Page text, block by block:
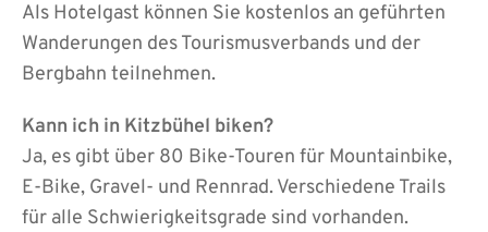
Als Hotelgast können Sie kostenlos an geführten
Wanderungen des Tourismusverbands und der
Bergbahn teilnehmen.
Kann ich in Kitzbühel biken?
Ja, es gibt über 80 Bike-Touren für Mountainbike,
E-Bike, Gravel- und Rennrad. Verschiedene Trails
für alle Schwierigkeitsgrade sind vorhanden.